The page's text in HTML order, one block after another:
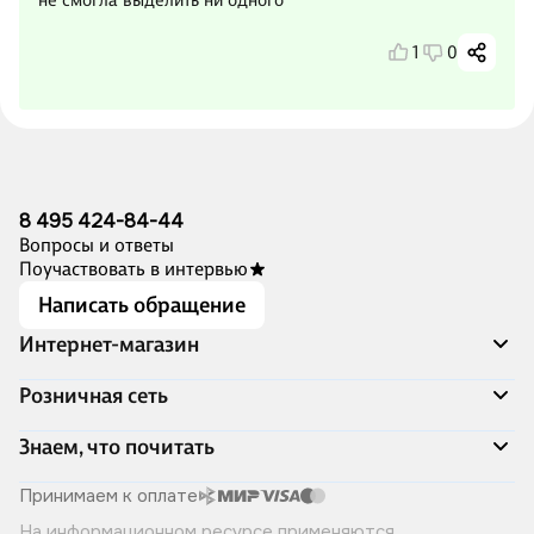
1 0
8 495 424-84-44
Вопросы и ответы
Поучаствовать в интервью
Написать обращение
Интернет-магазин
Акции
Доставка и оплата
Программа лояльности
Подарочные сертификаты
Правила продажи
Розничная сеть
Адреса магазинов
Книжный Дозор
О компании
Читай-город для бизнеса
Знаем, что почитать
Скоро в продаже
Принимаем к оплате